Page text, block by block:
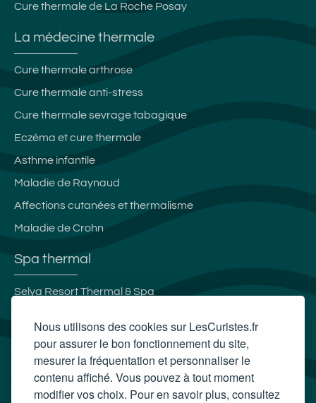
Nous utilisons des cookies sur LesCuristes.fr
pour assurer le bon fonctionnement du site,
mesurer la fréquentation et personnaliser le
contenu affiché. Vous pouvez à tout moment
modifier vos choix. Pour en savoir plus, consultez
Cure thermale de La Roche Posay
La médecine thermale
Cure thermale arthrose
Cure thermale anti-stress
Cure thermale sevrage tabagique
Eczéma et cure thermale
Asthme infantile
Maladie de Raynaud
Affections cutanées et thermalisme
Maladie de Crohn
Spa thermal
Selya Resort Thermal & Spa
Spa Thermal de Bourbonne-les-Bains
Grand Spa thermal
Carte cadeau spa Vichy